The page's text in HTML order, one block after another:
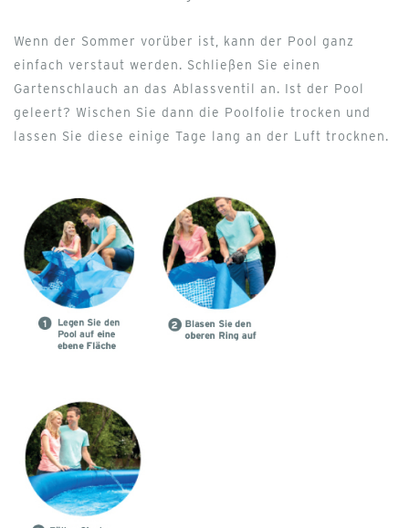
Wenn der Sommer vorüber ist, kann der Pool ganz
einfach verstaut werden. Schließen Sie einen
Gartenschlauch an das Ablassventil an. Ist der Pool
geleert? Wischen Sie dann die Poolfolie trocken und
lassen Sie diese einige Tage lang an der Luft trocknen.